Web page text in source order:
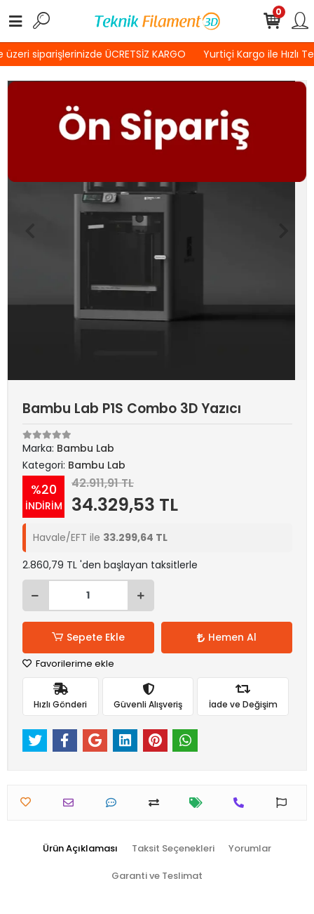
siparişlerinizde ÜCRETSİZ KARGO Yurtiçi Kargo ile Hızlı
0
Bambu Lab P1S Combo 3D Yazıcı
Marka: Bambu Lab
Kategori: Bambu Lab
%20
İNDİRİM
42.911,91 TL
34.329,53 TL
Havale/EFT ile 33.299,64 TL
2.860,79 TL 'den başlayan taksitlerle
Sepete Ekle Hemen Al
Favorilerime ekle
Hızlı Gönderi Güvenli Alışveriş İade ve Değişim
Ürün Açıklaması Taksit Seçenekleri Yorumlar
Garanti ve Teslimat